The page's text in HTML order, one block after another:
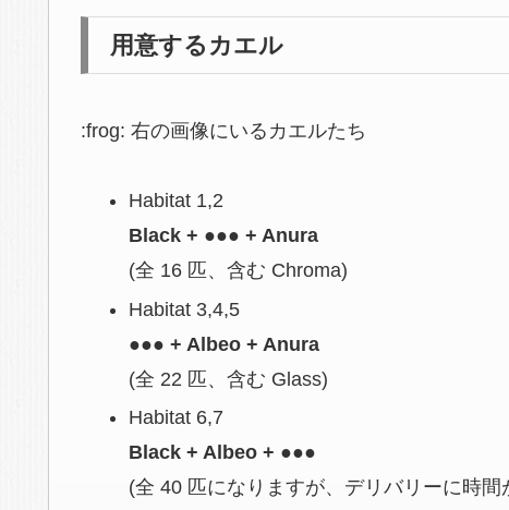
用意するカエル
:frog: 右の画像にいるカエルたち
Habitat 1,2
Black + ●●● + Anura
(全 16 匹、含む Chroma)
Habitat 3,4,5
●●● + Albeo + Anura
(全 22 匹、含む Glass)
Habitat 6,7
Black + Albeo + ●●●
(全 40 匹になりますが、デリバリーに時